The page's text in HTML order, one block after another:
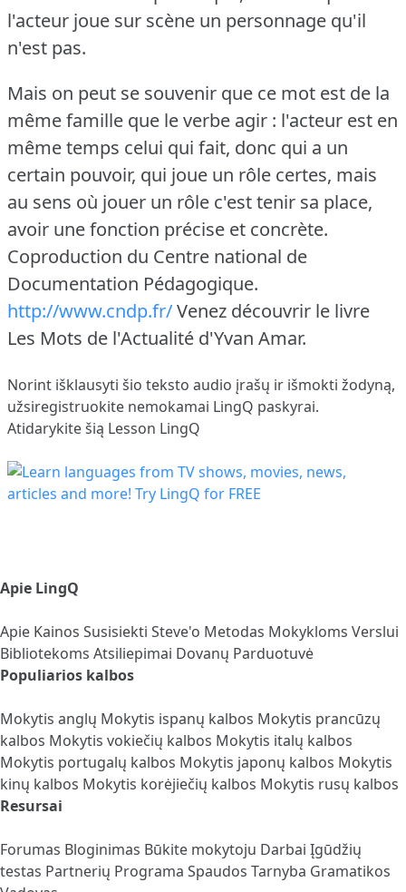
l'acteur joue sur scène un personnage qu'il
n'est pas.
Mais on peut se souvenir que ce mot est de la
même famille que le verbe agir : l'acteur est en
même temps celui qui fait, donc qui a un
certain pouvoir, qui joue un rôle certes, mais
au sens où jouer un rôle c'est tenir sa place,
avoir une fonction précise et concrète.
Coproduction du Centre national de
Documentation Pédagogique.
http://www.cndp.fr/Venez découvrir le livre
Les Mots de l'Actualité d'Yvan Amar.
Norint išklausyti šio teksto audio įrašų ir išmokti žodyną,
užsiregistruokite nemokamai LingQ paskyrai.
Atidarykite šią Lesson LingQ
Apie LingQ
Apie Kainos Susisiekti Steve'o Metodas Mokykloms Verslui
Bibliotekoms Atsiliepimai Dovanų Parduotuvė
Populiarios kalbos
Mokytis anglų Mokytis ispanų kalbos Mokytis prancūzų
kalbos Mokytis vokiečių kalbos Mokytis italų kalbos
Mokytis portugalų kalbos Mokytis japonų kalbos Mokytis
kinų kalbos Mokytis korėjiečių kalbos Mokytis rusų kalbos
Resursai
Forumas Bloginimas Būkite mokytoju Darbai Įgūdžių
testas Partnerių Programa Spaudos Tarnyba Gramatikos